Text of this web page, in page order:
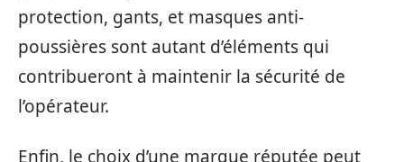
protection, gants, et masques anti-
poussières sont autant d’éléments qui
contribueront à maintenir la sécurité de
l’opérateur.
Enfin, le choix d’une marque réputée peut